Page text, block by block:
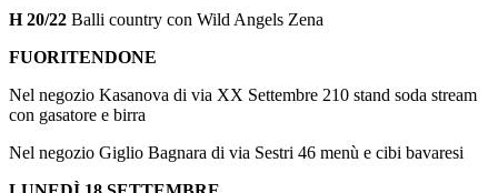
H 20/22 Balli country con Wild Angels Zena
FUORITENDONE
Nel negozio Kasanova di via XX Settembre 210 stand soda stream
con gasatore e birra
Nel negozio Giglio Bagnara di via Sestri 46 menù e cibi bavaresi